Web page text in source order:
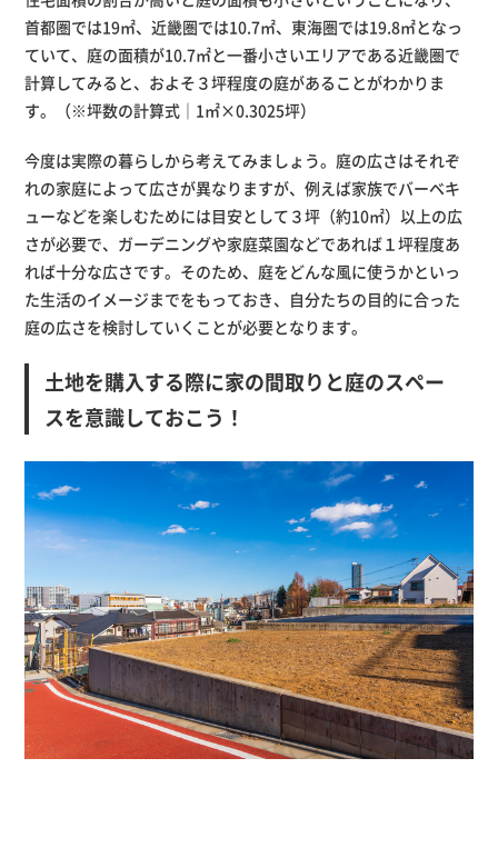
首都圏では19㎡、近畿圏では10.7㎡、東海圏では19.8㎡となっ
ていて、庭の面積が10.7㎡と一番小さいエリアである近畿圏で
計算してみると、およそ３坪程度の庭があることがわかりま
す。（※坪数の計算式｜1㎡×0.3025坪）
今度は実際の暮らしから考えてみましょう。庭の広さはそれぞ
れの家庭によって広さが異なりますが、例えば家族でバーベキ
ューなどを楽しむためには目安として３坪（約10㎡）以上の広
さが必要で、ガーデニングや家庭菜園などであれば１坪程度あ
れば十分な広さです。そのため、庭をどんな風に使うかといっ
た生活のイメージまでをもっておき、自分たちの目的に合った
庭の広さを検討していくことが必要となります。
土地を購入する際に家の間取りと庭のスペー
スを意識しておこう！